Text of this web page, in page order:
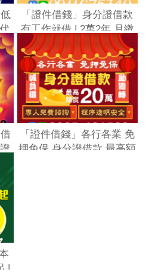
免
「證件借錢」身分證借款
有工作就借 | 2萬2年 月繳
1000 手續最簡便「全台借
錢網」
「證件借錢」各行各業 免
押免保 身分證借款 最高額
|